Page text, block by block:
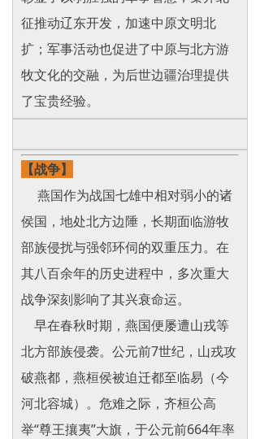
征推动辽东开发，加速中原文明北
扩；军事活动也促进了中原与北方游
牧文化的交融，为后世边疆治理提供
了宝贵经验。
【战争】
燕国作为战国七雄中相对弱小的诸
侯国，地处北方边陲，长期面临游牧
部族侵扰与强邻环伺的双重压力。在
其八百余年的历史进程中，多次重大
战争深刻影响了其兴衰命运。
早在春秋时期，燕国便屡遭山戎等
北方部族侵袭。公元前7世纪，山戎攻
破燕都，燕桓侯被迫迁都至临易（今
河北容城）。危难之际，齐桓公高
举“尊王攘夷”大旗，于公元前664年率